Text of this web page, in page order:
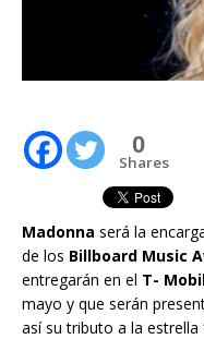
0
Shares
Madonna será la
de los Billboard Music
entregarán en el T-
mayo y que serán
así su tributo a la